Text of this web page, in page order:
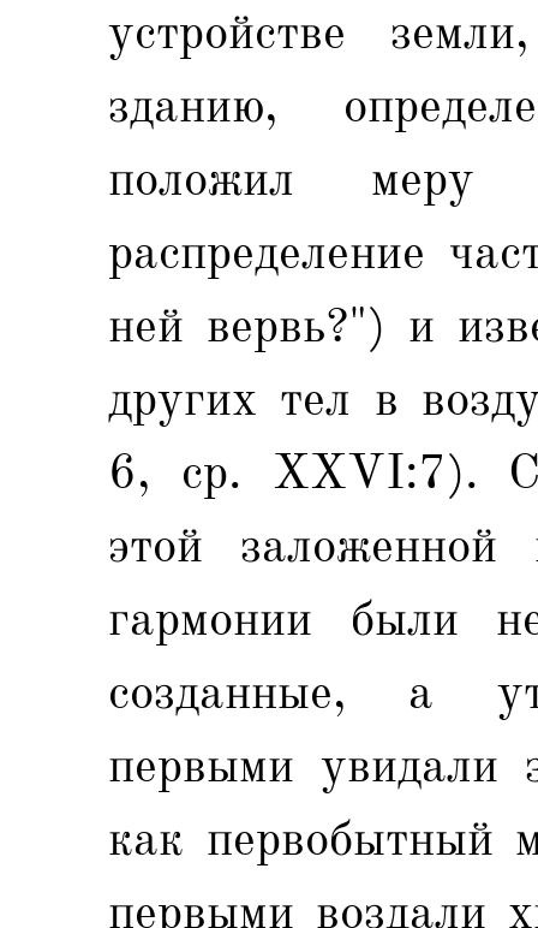
устройстве
зданию,
положил меру
распределение
ней вервь?") и
других тел в
6, ср. XXVI:7).
этой
гармонии были
созданные, а
первыми увидали
как первобытный
первыми воздали